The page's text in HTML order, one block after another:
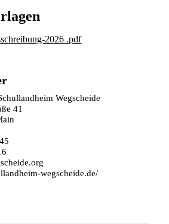
2026 .pdf
Wegscheide
41
wegscheide.de/